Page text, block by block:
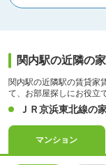
関内駅の近隣の
関内駅の近隣駅の賃貸家
て、お部屋探しにお役立
ＪＲ京浜東北線の
マンション